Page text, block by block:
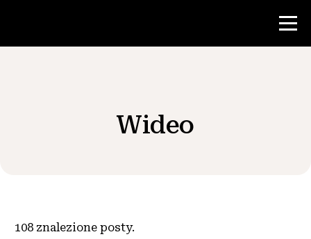
Zasoby dla nauczycieli
Wideo
108 znalezione posty.